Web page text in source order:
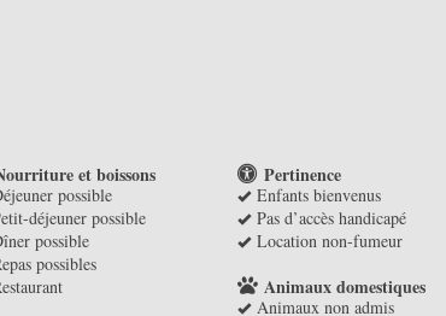
et boissons
possible
déjeuner possible
possible
possibles
Pertinence
Enfants bienvenus
Pas d’accès handicapé
Location non-fumeur
Animaux domestiques
Animaux non admis